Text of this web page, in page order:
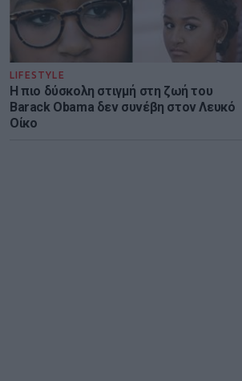
LIFESTYLE
Η πιο δύσκολη στιγμή στη ζωή του
Barack Obama δεν συνέβη στον Λευκό
Οίκο